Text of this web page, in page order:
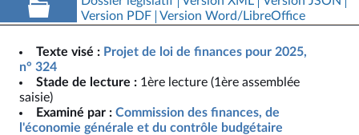
Version PDF
Version Word/LibreOffice
Texte visé : Projet de loi de finances pour 2025,
n° 324
Stade de lecture : 1ère lecture (1ère assemblée
saisie)
Examiné par : Commission des finances, de
l'économie générale et du contrôle budgétaire